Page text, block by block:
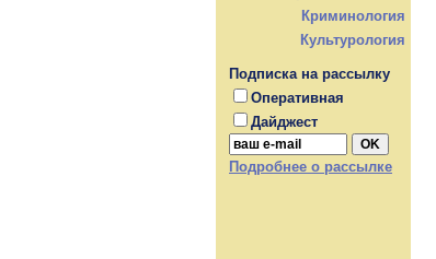
Криминология
Культурология
Подписка на рассылку
Оперативная
Дайджест
Подробнее о рассылке